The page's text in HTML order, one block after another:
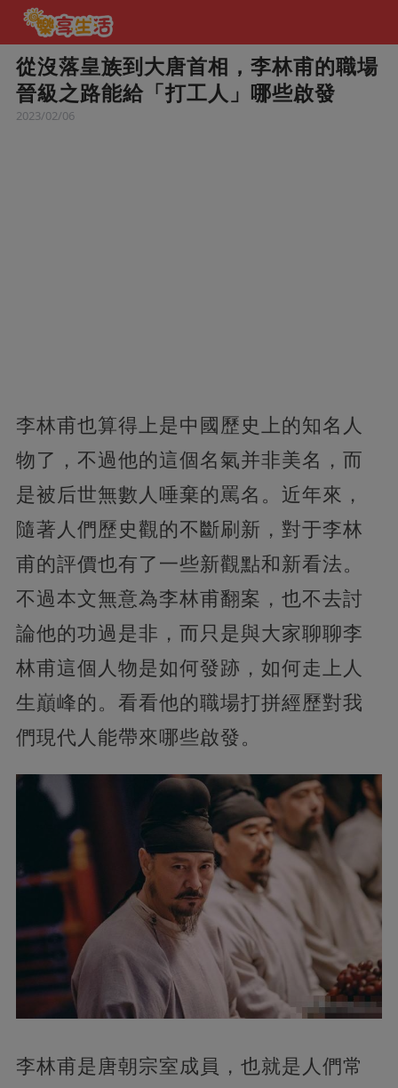
從沒落皇族到大唐首相，李林甫的職場
晉級之路能給「打工人」哪些啟發
2023/02/06
李林甫也算得上是中國歷史上的知名人
物了，不過他的這個名氣并非美名，而
是被后世無數人唾棄的罵名。近年來，
隨著人們歷史觀的不斷刷新，對于李林
甫的評價也有了一些新觀點和新看法。
不過本文無意為李林甫翻案，也不去討
論他的功過是非，而只是與大家聊聊李
林甫這個人物是如何發跡，如何走上人
生巔峰的。看看他的職場打拼經歷對我
們現代人能帶來哪些啟發。
李林甫是唐朝宗室成員，也就是人們常